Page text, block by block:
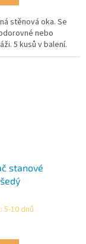
stěnová oka. Se
nebo
5 kusů v balení.
stanové
5-10 dnů